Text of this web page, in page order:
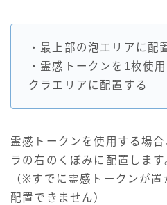
・最上部の泡エリアに配
・霊感トークンを1枚使
クラエリアに配置する
霊感トークンを使用する場
ラの右のくぼみに配置します
（※すでに霊感トークンが
配置できません）